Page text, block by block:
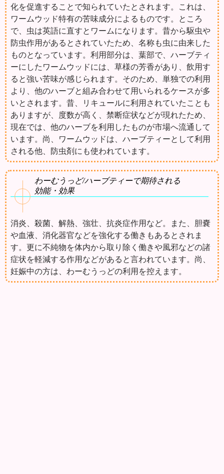
化を促進することで知られていたとされます。これは、
ワームウッド特有の苦味成分によるものです。ところ
で、虫は英語に直すとワームになります。昔から駆虫や
防虫作用があるとされていたため、名称も虫に由来した
ものとなっています。利用部分は、葉部で、ハーブティ
ーにしたワームウッドには、草様の芳香があり、飲用す
ると強い苦味が感じられます。そのため、単独での利用
より、他のハーブと組み合わせて用いられるケースが多
いとされます。昔、リキュールに利用されていたことも
ありますが、度数が高く、禁断症状などが現れたため、
現在では、他のハーブを利用したものが市場へ流通して
います。尚、ワームウッドは、ハーブティーとして利用
される他、防虫剤にも使われています。
わーむうっど/ハーブティーで期待される
効能・効果
消炎、殺菌、解熱、強壮、抗炎症作用など。また、胆嚢
や血液、消化器官などを強化する働きもあるとされま
す。更に不純物を体内から取り除く働きや風邪などの諸
症状を軽減する作用などがあると言われています。尚、
妊娠中の方は、わーむうっどの利用を控えます。